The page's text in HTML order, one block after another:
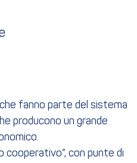
fanno parte del sistema
producono un grande
con punte di